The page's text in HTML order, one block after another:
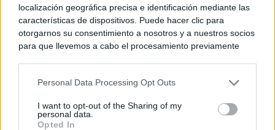
localización geográfica precisa e identificación mediante las
características de dispositivos. Puede hacer clic para
otorgarnos su consentimiento a nosotros y a nuestros socios
para que llevemos a cabo el procesamiento previamente
negar su consentimiento. Tenga en cuenta que algún
de su consentimiento, pero usted tiene el derecho de
rechazar tal procesamiento. Sus preferencias se aplicarán
Personal Data Processing Opt Outs
I want to opt-out of the Sharing of my
personal data.
Opted In